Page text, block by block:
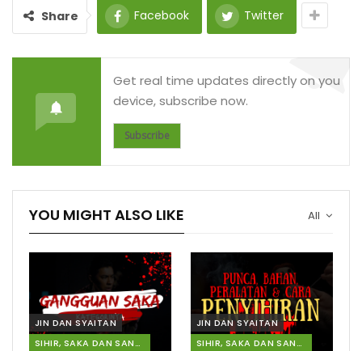
Share Facebook Twitter
Get real time updates directly on you
device, subscribe now.
Subscribe
All
YOU MIGHT ALSO LIKE
JIN DAN SYAITAN
SIHIR, SAKA DAN SANTAU
JIN DAN SYAITAN
SIHIR, SAKA DAN SANTAU